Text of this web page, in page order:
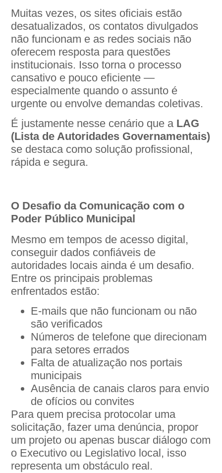
Muitas vezes, os sites oficiais estão
desatualizados, os contatos divulgados
não funcionam e as redes sociais não
oferecem resposta para questões
institucionais. Isso torna o processo
cansativo e pouco eficiente —
especialmente quando o assunto é
urgente ou envolve demandas coletivas.
É justamente nesse cenário que a LAG
(Lista de Autoridades Governamentais)
se destaca como solução profissional,
rápida e segura.
O Desafio da Comunicação com o
Poder Público Municipal
Mesmo em tempos de acesso digital,
conseguir dados confiáveis de
autoridades locais ainda é um desafio.
Entre os principais problemas
enfrentados estão:
E-mails que não funcionam ou não
são verificados
Números de telefone que direcionam
para setores errados
Falta de atualização nos portais
municipais
Ausência de canais claros para envio
de ofícios ou convites
Para quem precisa protocolar uma
solicitação, fazer uma denúncia, propor
um projeto ou apenas buscar diálogo com
o Executivo ou Legislativo local, isso
representa um obstáculo real.